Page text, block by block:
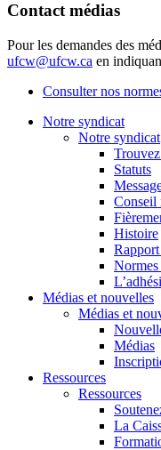
Contact médias
Pour les demandes des
ufcw@ufcw.ca en
Consulter nos
Notre syndicat
Notre syndicat
Statuts
Conseil
Histoire
Normes
Médias et nouvelles
Médias et
Médias
Ressources
Ressources
La